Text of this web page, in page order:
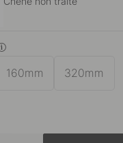
160mm 320mm